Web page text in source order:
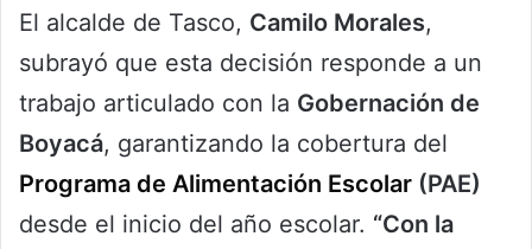
El alcalde de Tasco, Camilo Morales,
subrayó que esta decisión responde a un
trabajo articulado con la Gobernación de
Boyacá, garantizando la cobertura del
Programa de Alimentación Escolar (PAE)
desde el inicio del año escolar. “Con la